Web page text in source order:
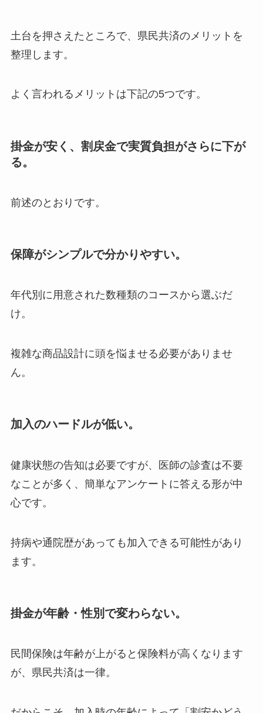
土台を押さえたところで、県民共済のメリットを
整理します。
よく言われるメリットは下記の5つです。
掛金が安く、割戻金で実質負担がさらに下が
る。
前述のとおりです。
保障がシンプルで分かりやすい。
年代別に用意された数種類のコースから選ぶだ
け。
複雑な商品設計に頭を悩ませる必要がありませ
ん。
加入のハードルが低い。
健康状態の告知は必要ですが、医師の診査は不要
なことが多く、簡単なアンケートに答える形が中
心です。
持病や通院歴があっても加入できる可能性があり
ます。
掛金が年齢・性別で変わらない。
民間保険は年齢が上がると保険料が高くなります
が、県民共済は一律。